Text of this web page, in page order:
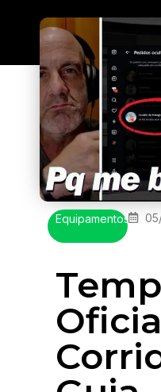
Equipamentos